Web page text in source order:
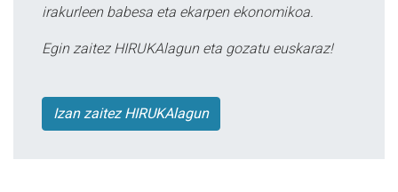
irakurleen babesa eta ekarpen ekonomikoa.
Egin zaitez HIRUKAlagun eta gozatu euskaraz!
Izan zaitez HIRUKAlagun